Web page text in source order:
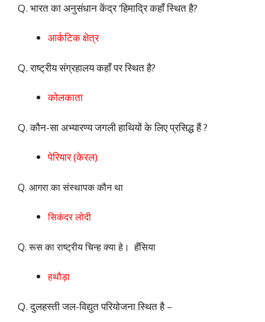
Q. भारत का अनुसंधान केंद्र ‘हिमाद्रि कहाँ स्थित है?
आर्कटिक क्षेत्र
Q. राष्ट्रीय संग्रहालय कहाँ पर स्थित है?
कोलकाता
Q. कौन-सा अभ्यारण्य जगली हाथियों के लिए प्रसिद्ध हैं ?
पेरियार (केरल)
Q. आगरा का संस्थापक कौन था
सिकंदर लोदी
Q. रूस का राष्ट्रीय चिन्ह क्या हे। हँसिया
हथौड़ा
Q. दुलहस्ती जल-विद्युत परियोजना स्थित है –